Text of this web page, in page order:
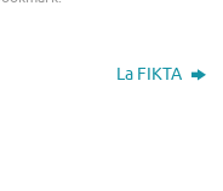
La FIKTA